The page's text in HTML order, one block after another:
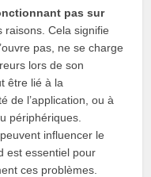
pas sur
raisons. Cela signifie
pas, ne se charge
lors de son
être lié à la
de l’application, ou à
périphériques.
influencer le
est essentiel pour
ces problèmes.